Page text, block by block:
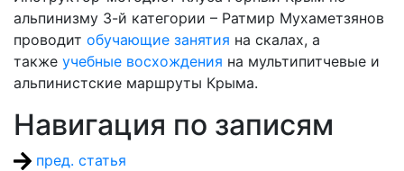
альпинизму 3-й категории – Ратмир Мухаметзянов
проводит обучающие занятия на скалах, а
также учебные восхождения на мультипитчевые и
альпинистские маршруты Крыма.
Навигация по записям
пред. статья